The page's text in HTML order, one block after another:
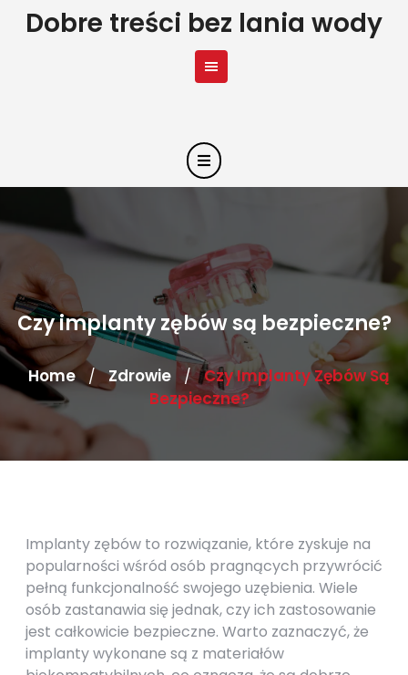
SkipDobre treści bez lania wody
Czy implanty zębów są bezpieczne?
Home / Zdrowie / Czy Implanty Zębów Są
Bezpieczne?
Implanty zębów to rozwiązanie, które zyskuje na
popularności wśród osób pragnących przywrócić
pełną funkcjonalność swojego uzębienia. Wiele
osób zastanawia się jednak, czy ich zastosowanie
jest całkowicie bezpieczne. Warto zaznaczyć, że
implanty wykonane są z materiałów